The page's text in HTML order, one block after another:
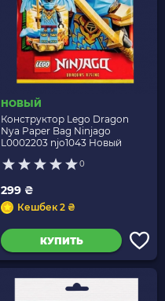
НОВЫЙ
Конструктор Lego Dragon
Nya Paper Bag Ninjago
L0002203 njo1043 Новый
0
299 ₴
Кешбек 2 ₴
КУПИТЬ